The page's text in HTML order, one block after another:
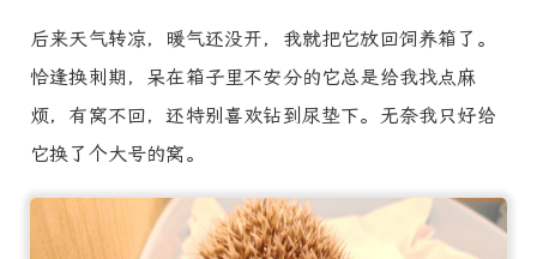
后来天气转凉，暖气还没开，我就把它放回饲养箱了。
恰逢换刺期，呆在箱子里不安分的它总是给我找点麻
烦，有窝不回，还特别喜欢钻到尿垫下。无奈我只好给
它换了个大号的窝。